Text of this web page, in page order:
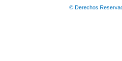
© Derechos